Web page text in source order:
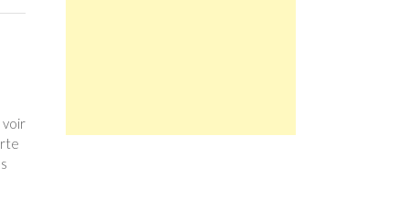
voir